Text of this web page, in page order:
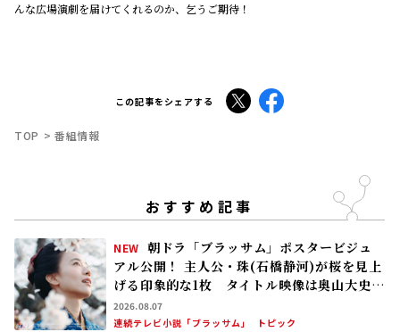
んな広場演劇を届けてくれるのか、乞うご期待！
この記事をシェアする X Facebook
TOP 番組情報
おすすめ記事
NEW 朝ドラ「ブラッサム」ポスタービジュ
アル公開！ 主人公・珠(石橋静河)が桜を見上
げる印象的な1枚 タイトル映像は奥山大史監
督、語りは三條雅幸アナ 2026年度後期放
送
2026.08.07
連続テレビ小説「ブラッサム」
トピック